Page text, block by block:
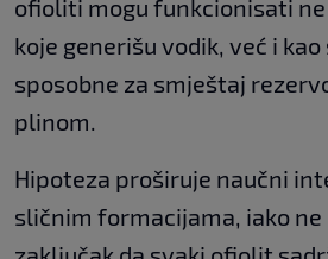
ofioliti mogu funkcionisati
koje generišu vodik, već i
sposobne za smještaj
plinom.
Hipoteza proširuje naučni
sličnim formacijama, iako